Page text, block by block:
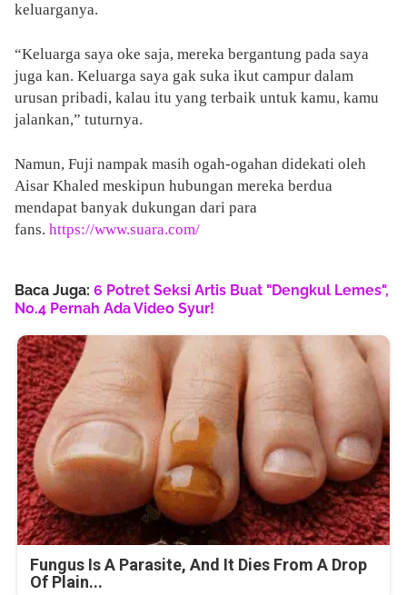
keluarganya.
“Keluarga saya oke saja, mereka bergantung pada saya
juga kan. Keluarga saya gak suka ikut campur dalam
urusan pribadi, kalau itu yang terbaik untuk kamu, kamu
jalankan,” tuturnya.
Namun, Fuji nampak masih ogah-ogahan didekati oleh
Aisar Khaled meskipun hubungan mereka berdua
mendapat banyak dukungan dari para
fans. https://www.suara.com/
Baca Juga: 6 Potret Seksi Artis Buat "Dengkul Lemes",
No.4 Pernah Ada Video Syur!
Fungus Is A Parasite, And It Dies From A Drop
Of Plain...